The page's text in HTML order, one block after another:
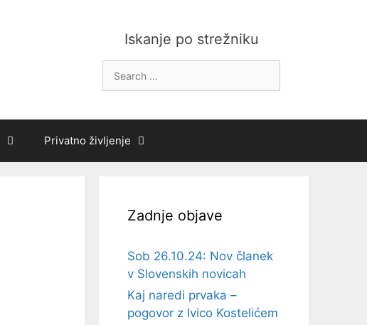
Iskanje po strežniku
for:
Privatno življenje
Zadnje objave
Sob 26.10.24: Nov članek
v Slovenskih novicah
Kaj naredi prvaka –
pogovor z Ivico Kostelićem